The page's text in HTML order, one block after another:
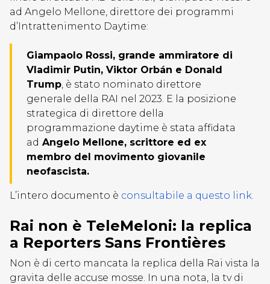
ad Angelo Mellone, direttore dei programmi
d’Intrattenimento Daytime:
Giampaolo Rossi, grande ammiratore di
Vladimir Putin, Viktor Orbán e Donald
Trump, è stato nominato direttore
generale della RAI nel 2023. E la posizione
strategica di direttore della
programmazione daytime è stata affidata
ad Angelo Mellone, scrittore ed ex
membro del movimento giovanile
neofascista.
L’intero documento è consultabile a questo link.
Rai non è TeleMeloni: la replica
a Reporters Sans Frontières
Non è di certo mancata la replica della Rai vista la
gravita delle accuse mosse. In una nota, la tv di